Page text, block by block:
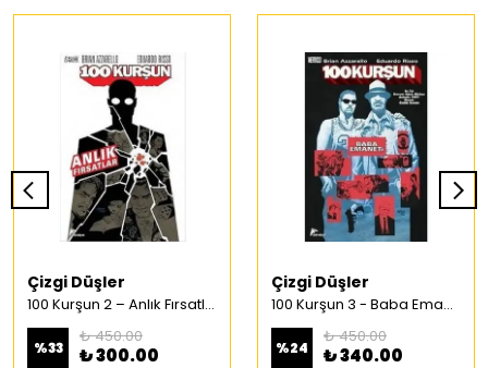
Çizgi Düşler
100 Kurşun 2 – Anlık Fırsatlar Türkçe Çizgi Roman
%33
₺ 450.00
₺ 300.00
Çizgi Düşler
100 Kurşun 3 - Baba Emaneti Türkçe Çizgi Roman
%24
₺ 450.00
₺ 340.00